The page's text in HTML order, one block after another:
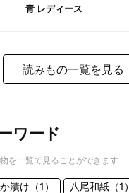
青 レディース
読みもの一覧を見る
ワード
を一覧で見ることができます
漬け（1） 八尾和紙（1）